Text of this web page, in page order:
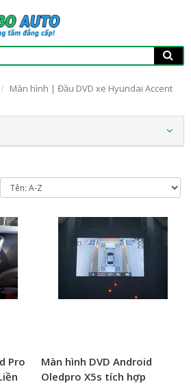
Màn hình | Đầu DVD xe Hyundai Accent
Pro
Màn hình DVD Android
Oledpro X5s tích hợp